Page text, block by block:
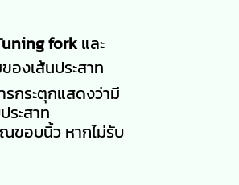
fork และ
องเส้นประสาท
รกระตุกแสดงว่ามี
ระสาท
ขอบนิ้ว หากไม่รับ